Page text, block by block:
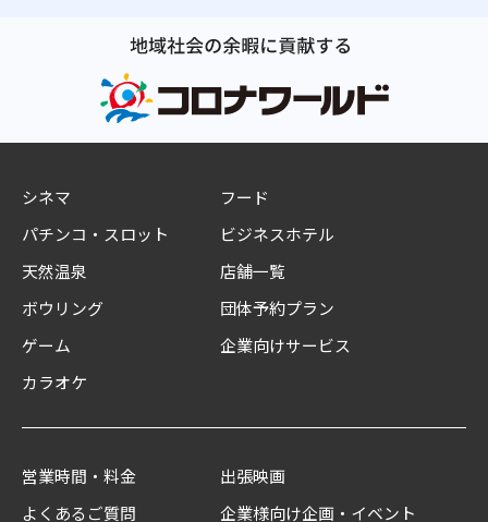
シネマ
パチンコ・スロット
天然温泉
ボウリング
ゲーム
カラオケ
フード
ビジネスホテル
店舗一覧
団体予約プラン
企業向けサービス
営業時間・料金
よくあるご質問
出張映画
企業様向け企画・イベント